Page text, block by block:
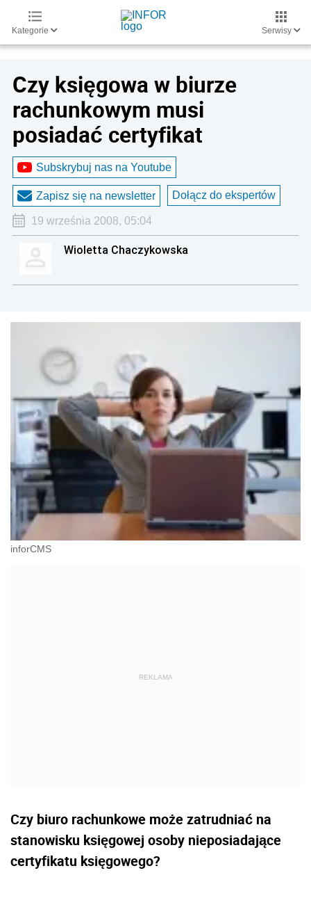
Kategorie Serwisy
Czy księgowa w biurze
rachunkowym musi
posiadać certyfikat
Subskrybuj nas na Youtube
Zapisz się na newsletter Dołącz do ekspertów
19 września 2008, 05:04
Wioletta Chaczykowska
inforCMS
Czy biuro rachunkowe może zatrudniać na
stanowisku księgowej osoby nieposiadające
certyfikatu księgowego?